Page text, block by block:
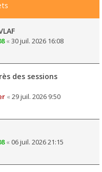
« 30 juil. 2026 16:08
des sessions
« 29 juil. 2026 9:50
« 06 juil. 2026 21:15